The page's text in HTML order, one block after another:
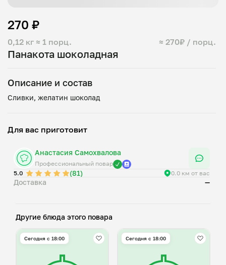
Панакота шоколадная
0,12 кг ≈ 1 порц. ≈ 270₽ / порц.
270 ₽
Описание и состав
Для вас приготовит
Анастасия Самохвалова
Профессиональный повар
5.0
(81) 0.0 км от вас
Доставка —
Другие блюда этого повара
Сегодня с 18:00 Сегодня с 18:00